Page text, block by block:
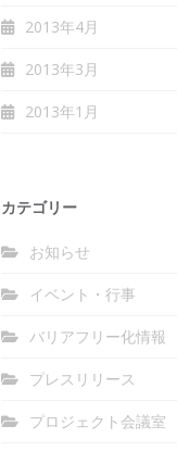
2013年4月
2013年3月
2013年1月
カテゴリー
お知らせ
イベント・行事
バリアフリー化情報
プレスリリース
プロジェクト会議室